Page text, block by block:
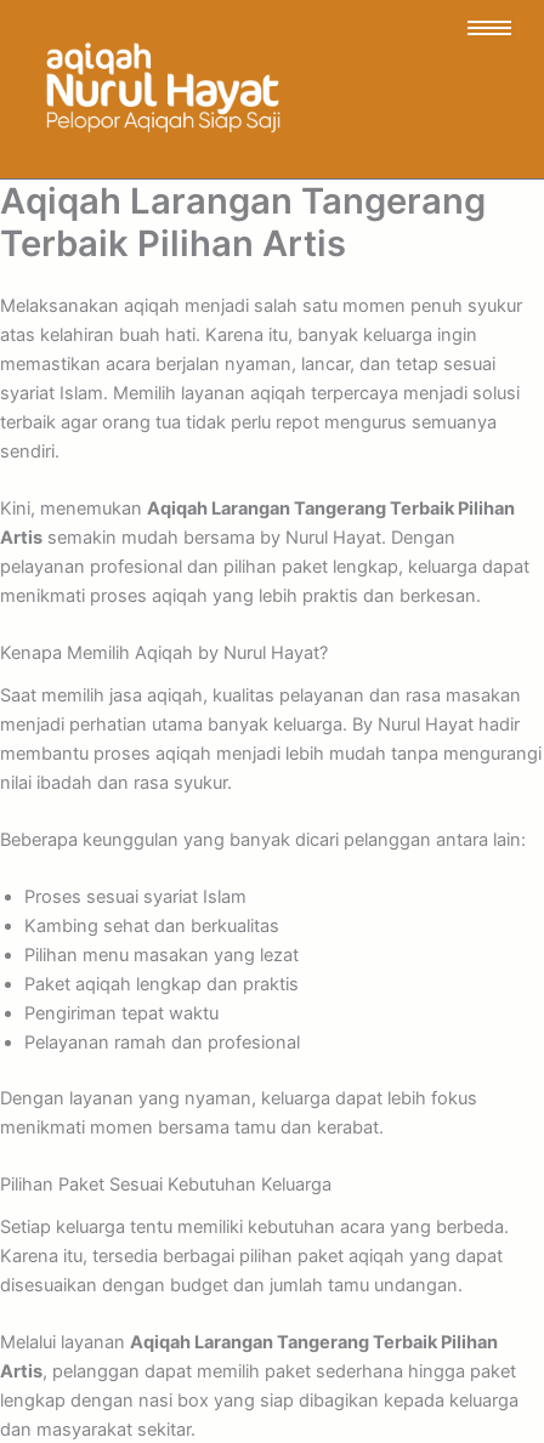
Aqiqah Larangan Tangerang
Terbaik Pilihan Artis
Melaksanakan aqiqah menjadi salah satu momen penuh syukur
atas kelahiran buah hati. Karena itu, banyak keluarga ingin
memastikan acara berjalan nyaman, lancar, dan tetap sesuai
syariat Islam. Memilih layanan aqiqah terpercaya menjadi solusi
terbaik agar orang tua tidak perlu repot mengurus semuanya
sendiri.
Kini, menemukan Aqiqah Larangan Tangerang Terbaik Pilihan
Artis semakin mudah bersama by Nurul Hayat. Dengan
pelayanan profesional dan pilihan paket lengkap, keluarga dapat
menikmati proses aqiqah yang lebih praktis dan berkesan.
Kenapa Memilih Aqiqah by Nurul Hayat?
Saat memilih jasa aqiqah, kualitas pelayanan dan rasa masakan
menjadi perhatian utama banyak keluarga. By Nurul Hayat hadir
membantu proses aqiqah menjadi lebih mudah tanpa mengurangi
nilai ibadah dan rasa syukur.
Beberapa keunggulan yang banyak dicari pelanggan antara lain:
Proses sesuai syariat Islam
Kambing sehat dan berkualitas
Pilihan menu masakan yang lezat
Paket aqiqah lengkap dan praktis
Pengiriman tepat waktu
Pelayanan ramah dan profesional
Dengan layanan yang nyaman, keluarga dapat lebih fokus
menikmati momen bersama tamu dan kerabat.
Pilihan Paket Sesuai Kebutuhan Keluarga
Setiap keluarga tentu memiliki kebutuhan acara yang berbeda.
Karena itu, tersedia berbagai pilihan paket aqiqah yang dapat
disesuaikan dengan budget dan jumlah tamu undangan.
Melalui layanan Aqiqah Larangan Tangerang Terbaik Pilihan
Artis, pelanggan dapat memilih paket sederhana hingga paket
lengkap dengan nasi box yang siap dibagikan kepada keluarga
dan masyarakat sekitar.